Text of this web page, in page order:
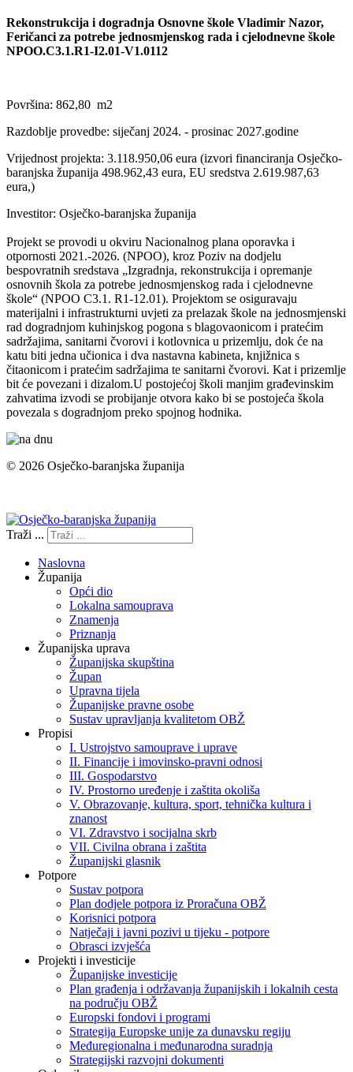
Rekonstrukcija i dogradnja Osnovne škole Vladimir Nazor,
Feričanci za potrebe jednosmjenskog rada i cjelodnevne škole
NPOO.C3.1.R1-I2.01-V1.0112
Površina: 862,80 m2
Razdoblje provedbe: siječanj 2024. - prosinac 2027.godine
Vrijednost projekta: 3.118.950,06 eura (izvori financiranja Osječko-
baranjska županija 498.962,43 eura, EU sredstva 2.619.987,63
eura,)
Investitor: Osječko-baranjska županija
Projekt se provodi u okviru Nacionalnog plana oporavka i
otpornosti 2021.-2026. (NPOO), kroz Poziv na dodjelu
bespovratnih sredstava „Izgradnja, rekonstrukcija i opremanje
osnovnih škola za potrebe jednosmjenskog rada i cjelodnevne
škole“ (NPOO C3.1. R1-12.01). Projektom se osiguravaju
materijalni i infrastrukturni uvjeti za prelazak škole na jednosmjenski
rad dogradnjom kuhinjskog pogona s blagovaonicom i pratećim
sadržajima, sanitarni čvorovi i kotlovnica u prizemlju, dok će na
katu biti jedna učionica i dva nastavna kabineta, knjižnica s
čitaonicom i pratećim sadržajima te sanitarni čvorovi. Kat i prizemlje
bit će povezani i dizalom.U postojećoj školi manjim građevinskim
zahvatima izvodi se probijanje otvora kako bi se postojeća škola
povezala s dogradnjom preko spojnog hodnika.
© 2026 Osječko-baranjska županija
Traži ...
Naslovna
Županija
Opći dio
Lokalna samouprava
Znamenja
Priznanja
Županijska uprava
Županijska skupština
Župan
Upravna tijela
Županijske pravne osobe
Sustav upravljanja kvalitetom OBŽ
Propisi
I. Ustrojstvo samouprave i uprave
II. Financije i imovinsko-pravni odnosi
III. Gospodarstvo
IV. Prostorno uređenje i zaštita okoliša
V. Obrazovanje, kultura, sport, tehnička kultura i
znanost
VI. Zdravstvo i socijalna skrb
VII. Civilna obrana i zaštita
Županijski glasnik
Potpore
Sustav potpora
Plan dodjele potpora iz Proračuna OBŽ
Korisnici potpora
Natječaji i javni pozivi u tijeku - potpore
Obrasci izvješća
Projekti i investicije
Županijske investicije
Plan građenja i održavanja županijskih i lokalnih cesta
na području OBŽ
Europski fondovi i programi
Strategija Europske unije za dunavsku regiju
Međuregionalna i međunarodna suradnja
Strategijski razvojni dokumenti